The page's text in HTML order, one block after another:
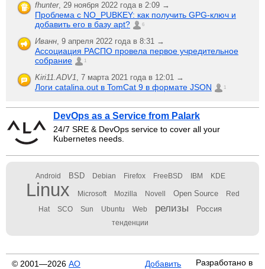
fhunter, 29 ноября 2022 года в 2:09 →
Проблема с NO_PUBKEY: как получить GPG-ключ и
добавить его в базу apt?
6
Иванн, 9 апреля 2022 года в 8:31 →
Ассоциация РАСПО провела первое учредительное
собрание
1
Kiri11.ADV1, 7 марта 2021 года в 12:01 →
Логи catalina.out в TomCat 9 в формате JSON 1
DevOps as a Service from Palark
24/7 SRE & DevOps service to cover all your
Kubernetes needs.
Android BSD Debian Firefox FreeBSD IBM KDE
Linux Microsoft Mozilla Novell Open Source Red
Hat SCO Sun Ubuntu Web релизы Россия
тенденции
© 2001—2026 АО
Добавить
Разработано в